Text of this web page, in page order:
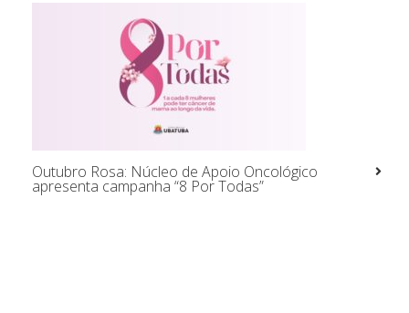
Outubro Rosa: Núcleo de Apoio Oncológico
apresenta campanha “8 Por Todas”